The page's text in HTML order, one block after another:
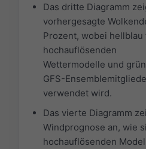
Das dritte Diagramm
vorhergesagte
Prozent, wobei hellblau
hochauflösenden
Wettermodelle und
GFS-
verwendet wird.
Das vierte Diagramm
Windprognose an, wie
hochauflösenden